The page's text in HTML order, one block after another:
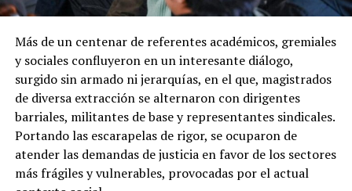
Más de un centenar de referentes académicos, gremiales
y sociales confluyeron en un interesante diálogo,
surgido sin armado ni jerarquías, en el que, magistrados
de diversa extracción se alternaron con dirigentes
barriales, militantes de base y representantes sindicales.
Portando las escarapelas de rigor, se ocuparon de
atender las demandas de justicia en favor de los sectores
más frágiles y vulnerables, provocadas por el actual